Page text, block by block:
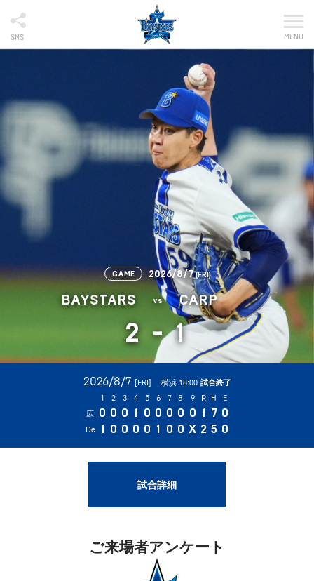
SNS MENU
GAME 2026/8/7 (FRI)
BAYSTARS vs CARP
2 - 1
2026/8/7 [FRI] 横浜 18:00 試合終了
1 2 3 4 5 6 7 8 9 R H E
広 0 0 0 1 0 0 0 0 0 1 7 0
De 1 0 0 0 0 1 0 0 X 2 5 0
試合詳細
ご来場者アンケート